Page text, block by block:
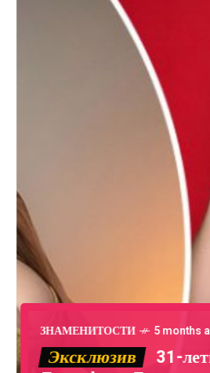
ЗНАМЕНИТОСТИ 5 months
Эксклюзив
31-